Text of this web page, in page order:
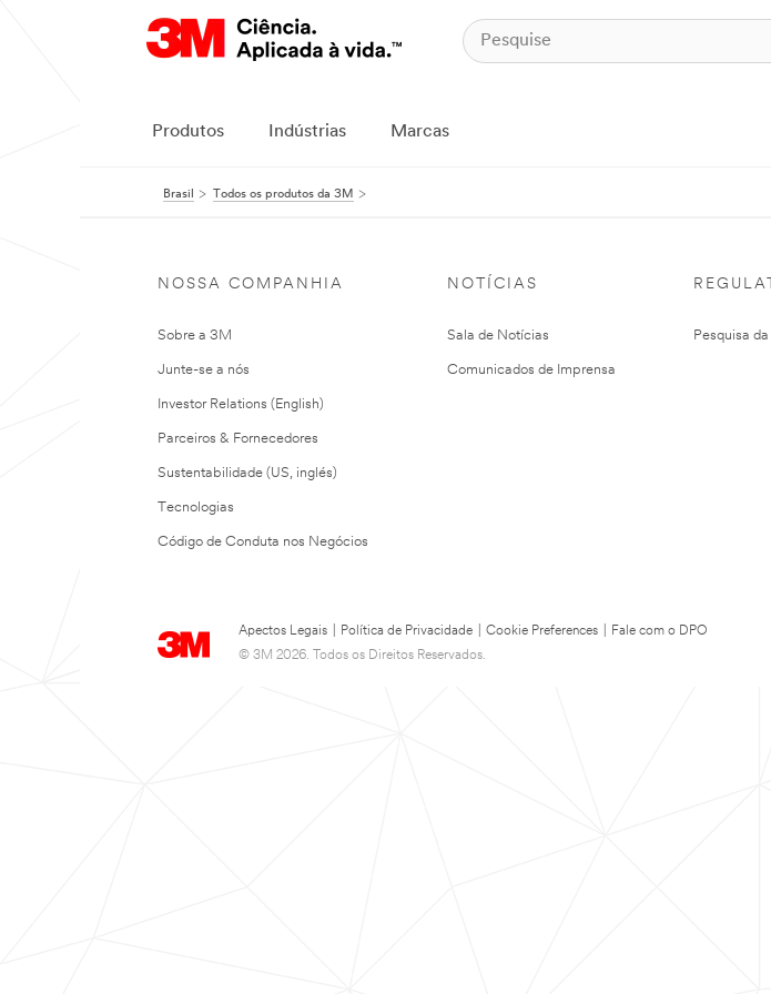
Produtos Indústrias Marcas
Brasil Todos os produtos da 3M
NOSSA COMPANHIA
Sobre a 3M
Junte-se a nós
Investor Relations (English)
Parceiros & Fornecedores
Sustentabilidade (US, inglés)
Tecnologias
Código de Conduta nos Negócios
NOTÍCIAS
Sala de Notícias
Comunicados de Imprensa
Pesquisa
Apectos Legais Política de Privacidade Cookie Preferences
Fale com o DPO
© 3M 2026. Todos os Direitos Reservados.